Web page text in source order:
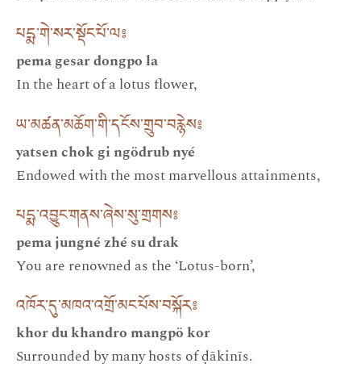
པདྨ་གེ་སར་སྡོང་པོ་ལ༔
pema gesar dongpo la
In the heart of a lotus flower,
ཡ་མཚན་མཆོག་གི་དངོས་གྲུབ་བརྙེས༔
yatsen chok gi ngödrub nyé
Endowed with the most marvellous attainments,
པདྨ་འབྱུང་གནས་ཞེས་སུ་གྲགས༔
pema jungné zhé su drak
You are renowned as the ‘Lotus-born’,
འཁོར་དུ་མཁའ་འགྲོ་མང་པོས་བསྐོར༔
khor du khandro mangpö kor
Surrounded by many hosts of ḍākinīs.